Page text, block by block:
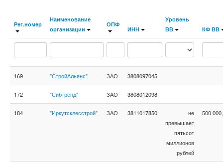
Рег.номер
Наименование
организации
ОПФ
ИНН
Уровень
ВВ
КФ ВВ
169 "СтройАльянс" ЗАО 3808097045
172 "Сибтренд" ЗАО 3808012098
184 "Иркутсклесстрой" ЗАО 3811017850
не
превышает
пятьсот
миллионов
рублей
500